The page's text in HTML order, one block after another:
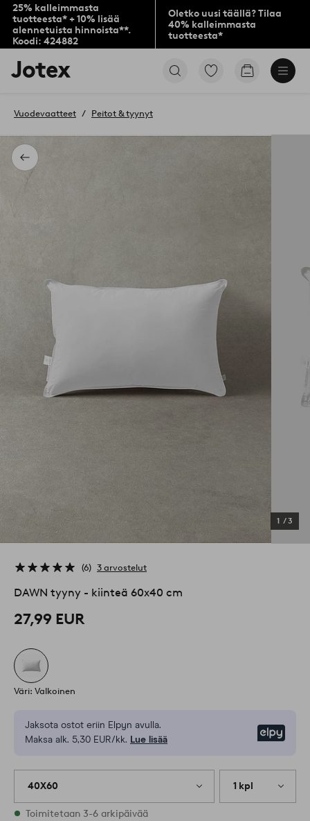
25% kalleimmasta
tuotteesta* + 10% lisää
alennetuista hinnoista**.
Koodi: 424882
Oletko uusi täällä? Tilaa
40% kalleimmasta
tuotteesta*
Jotex-
logo
aloitussivulle
Siirry
Siirry
Takaisin
Vuodevaatteet Peitot & tyynyt
1 /3
6 3 arvostelut
DAWN tyyny - kiinteä 60x40 cm
27,99 EUR
Väri: Valkoinen
Jaksota ostot eriin Elpyn avulla.
Maksa alk. 5,30 EUR/kk. Lue lisää
40X60 1 kpl
Varastossa
Toimitetaan 3-6 arkipäivää